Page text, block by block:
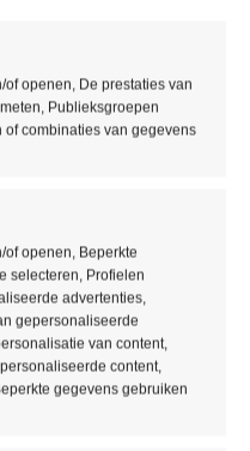
openen, De prestaties van
Publieksgroepen
combinaties van gegevens
openen, Beperkte
selecteren, Profielen
advertenties,
gepersonaliseerde
van content,
content,
gegevens gebruiken